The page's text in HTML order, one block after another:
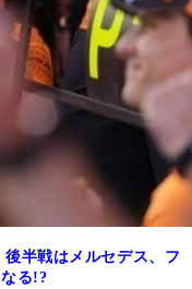
後半戦はメルセデス、フ
る!?